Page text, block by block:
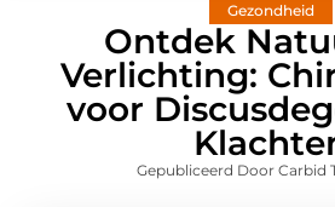
Gezondheid
Ontdek
Verlichting:
voor
Gepubliceerd Door Carbid